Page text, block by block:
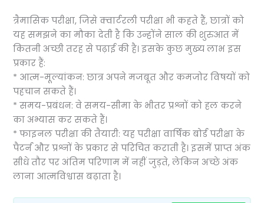
त्रैमासिक परीक्षा, जिसे क्वार्टरली परीक्षा भी कहते हैं, छात्रों को
यह समझने का मौका देती है कि उन्होंने साल की शुरुआत में
कितनी अच्छी तरह से पढ़ाई की है। इसके कुछ मुख्य लाभ इस
प्रकार हैं:
* आत्म-मूल्यांकन: छात्र अपने मजबूत और कमजोर विषयों को
पहचान सकते हैं।
* समय-प्रबंधन: वे समय-सीमा के भीतर प्रश्नों को हल करने
का अभ्यास कर सकते हैं।
* फाइनल परीक्षा की तैयारी: यह परीक्षा वार्षिक बोर्ड परीक्षा के
पैटर्न और प्रश्नों के प्रकार से परिचित कराती है। इसमें प्राप्त अंक
सीधे तौर पर अंतिम परिणाम में नहीं जुड़ते, लेकिन अच्छे अंक
लाना आत्मविश्वास बढ़ाता है।